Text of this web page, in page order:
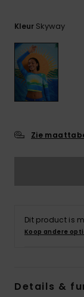
ROXY APP
VERLANGLIJST
Kleur Skyway
Zie
Dit product is
Koop andere
Details &